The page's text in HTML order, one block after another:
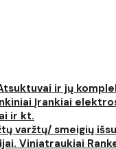
ir jų
Įrankiai
ir kt.
varžtų/ smeigių
Viniatraukiai